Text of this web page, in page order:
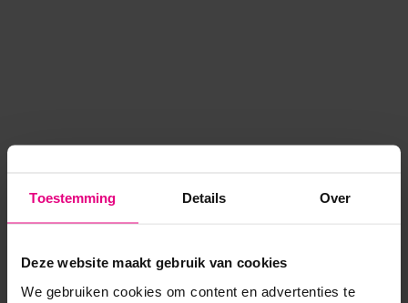
Toestemming Details Over
Deze website maakt gebruik van cookies
We gebruiken cookies om content en advertenties te